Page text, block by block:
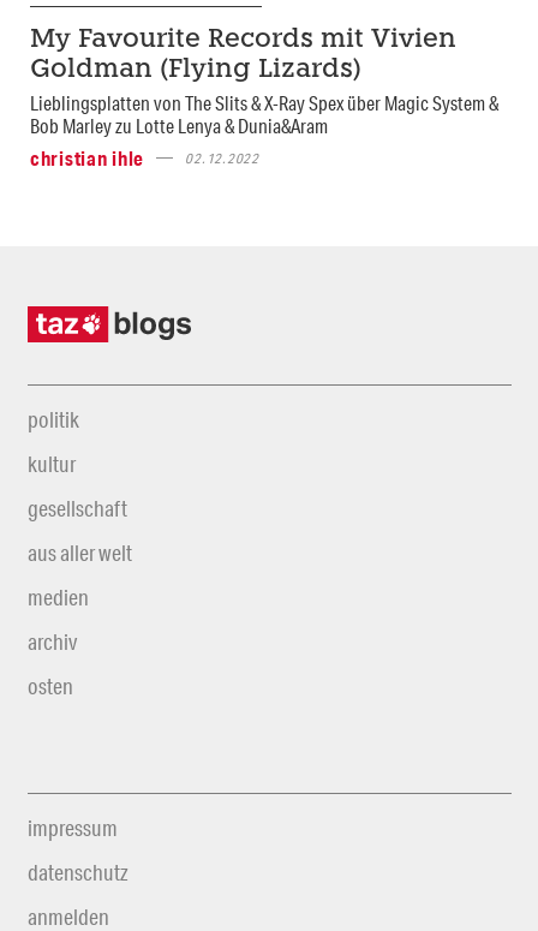
My Favourite Records mit Vivien
Goldman (Flying Lizards)
Lieblingsplatten von The Slits & X-Ray Spex über Magic System &
Bob Marley zu Lotte Lenya & Dunia&Aram
christian ihle
02.12.2022
politik
kultur
gesellschaft
aus aller welt
medien
archiv
osten
impressum
datenschutz
anmelden